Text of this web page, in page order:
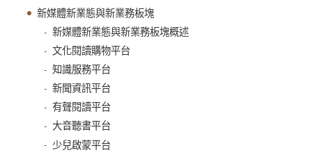
新媒體新業態與新業務板塊
新媒體新業態與新業務板塊概述
文化閱讀購物平台
知識服務平台
新聞資訊平台
有聲閱讀平台
大音聽書平台
少兒啟蒙平台